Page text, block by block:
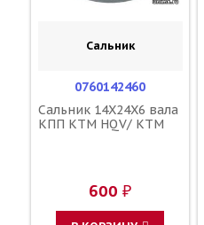
Сальник
0760142460
Сальник 14X24X6 вала
КПП KTM HQV/ KTM
600 ₽